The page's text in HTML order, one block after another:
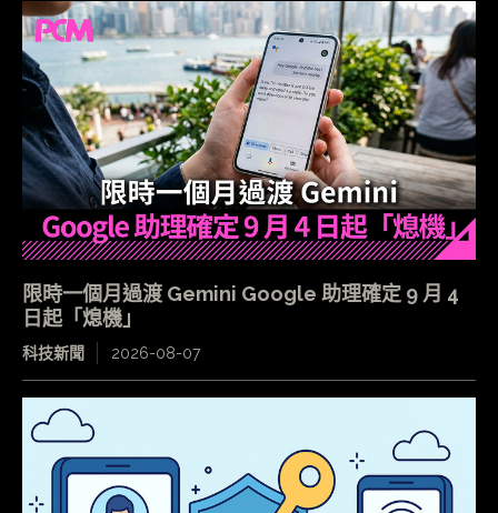
限時一個月過渡 Gemini Google 助理確定 9 月 4
日起「熄機」
科技新聞 2026-08-07